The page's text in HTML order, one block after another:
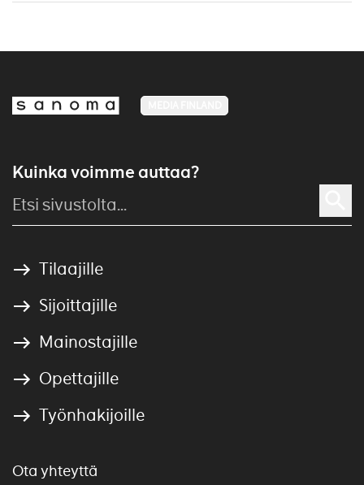
Kuinka voimme auttaa?
Tilaajille
Sijoittajille
Mainostajille
Opettajille
Työnhakijoille
Ota yhteyttä